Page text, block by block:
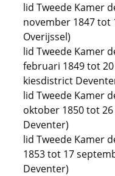
lid Tweede Kamer
november 1847 tot
Overijssel)
lid Tweede Kamer
februari 1849 tot
kiesdistrict
lid Tweede Kamer
oktober 1850 tot
Deventer)
lid Tweede Kamer
1853 tot 17
Deventer)